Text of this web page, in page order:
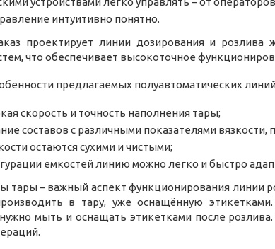
интуитивно понятно.
проектирует линии дозирования и розлива
что обеспечивает высокоточное
предлагаемых полуавтоматических
скорость и точность наполнения тары;
составов с различными показателями вязкости,
остаются сухими и чистыми;
емкостей линию можно легко и быстро
тары – важный аспект функционирования линии
в тару, уже оснащённую
мыть и оснащать этикетками после